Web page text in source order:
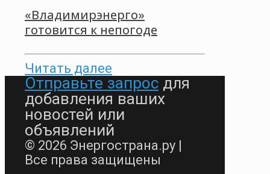
«Владимирэнерго»
готовится к непогоде
Читать далее
Отправьте запрос для
добавления ваших
новостей или
объявлений
© 2026 Энергострана.ру |
Все права защищены